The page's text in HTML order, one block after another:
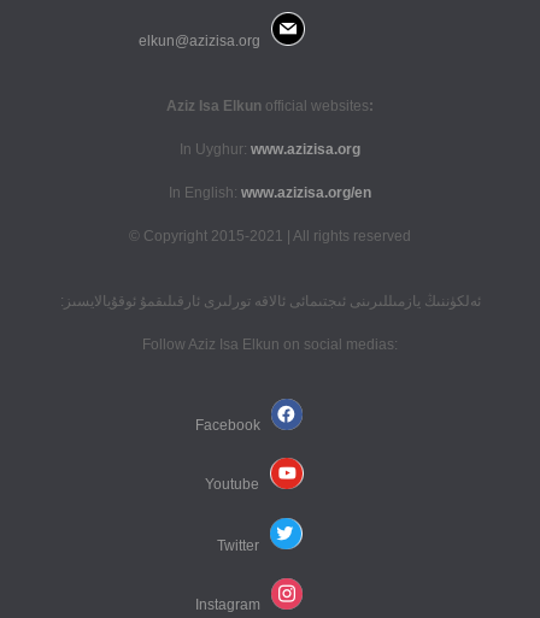
:Aziz Isa Elkun
official websites
In Uyghur: www.azizisa.org
In English: www.azizisa.org/en
Copyright 2015-2021 | All rights reserved ©
ئەلكۈننىڭ يازمىللىرىنى ئىجتىمائى ئالاقە تورلىرى ئارقىلىقمۇ ئوقۇيالايسىز:
:Follow Aziz Isa Elkun on social medias